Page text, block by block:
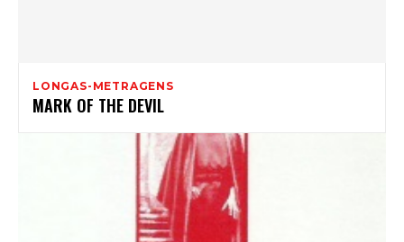
LONGAS-METRAGENS
MARK OF THE DEVIL